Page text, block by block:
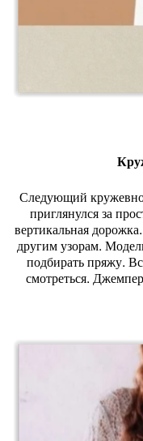
Следующий
приглянулся за
вертикальная
другим узорам.
подбирать пряжу.
смотреться.